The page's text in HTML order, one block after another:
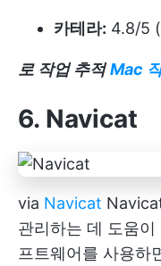
카테라: 4.8/5
로 작업 추적 Mac
6. Navicat
via Navicat
관리하는 데 도움
프트웨어를 사용하